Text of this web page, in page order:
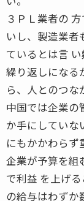
３ＰＬ業者の
いし、製造業者
ているとは言 い
繰り返しになる
ら、人とのつな
中国では企業の
か手にしていな
にもかかわらず
企業が予算を組
で利益 を上げ
の給与はわずか